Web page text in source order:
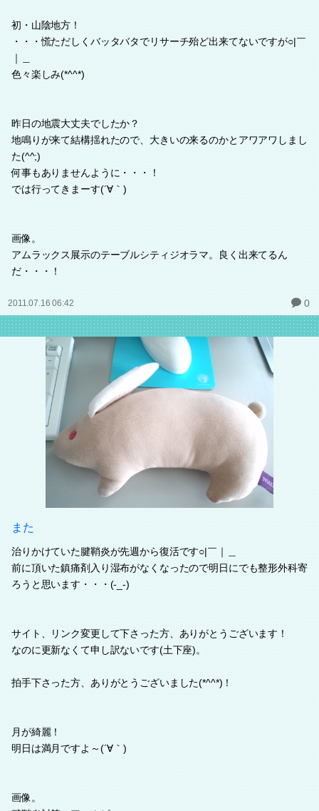
初・山陰地方！
・・・慌ただしくバッタバタでリサーチ殆ど出来てないですが○|￣
｜＿
色々楽しみ(*^^*)
昨日の地震大丈夫でしたか？
地鳴りが来て結構揺れたので、大きいの来るのかとアワアワしまし
た(^^;)
何事もありませんように・・・！
では行ってきまーす(´∀｀)
画像。
アムラックス展示のテーブルシティジオラマ。良く出来てるん
だ・・・！
2011.07.16 06:42 0
また
治りかけていた腱鞘炎が先週から復活です○|￣｜＿
前に頂いた鎮痛剤入り湿布がなくなったので明日にでも整形外科寄
ろうと思います・・・(-_-)
サイト、リンク変更して下さった方、ありがとうございます！
なのに更新なくて申し訳ないです(土下座)。
拍手下さった方、ありがとうございました(*^^*)！
月が綺麗！
明日は満月ですよ～(´∀｀)
画像。